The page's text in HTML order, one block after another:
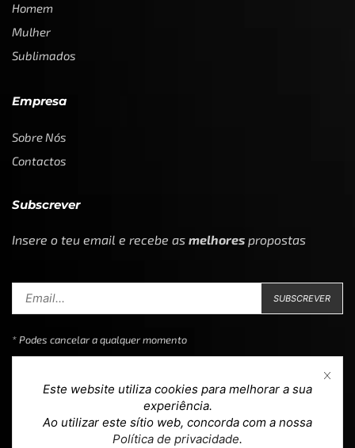
Homem
Mulher
Sublimados
Empresa
Sobre Nós
Contactos
Subscrever
Insere o teu email e recebe as melhores propostas
* Podes cancelar a qualquer momento
Copyright © 2023Loja 39. Todos os direitos reservados.
Este website utiliza cookies para melhorar a sua
experiência.
Ao utilizar este sítio web, concorda com a nossa
Política de privacidade.